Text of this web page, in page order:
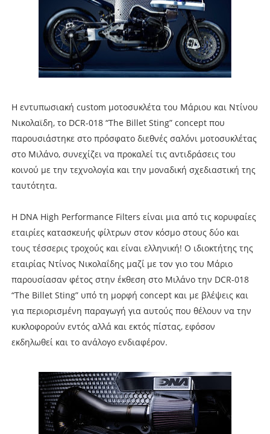
Η εντυπωσιακή custom μοτοσυκλέτα του Μάριου και Ντίνου
Νικολαϊδη, το DCR-018 “The Billet Sting” concept που
παρουσιάστηκε στο πρόσφατο διεθνές σαλόνι μοτοσυκλέτας
στο Μιλάνο, συνεχίζει να προκαλεί τις αντιδράσεις του
κοινού με την τεχνολογία και την μοναδική σχεδιαστική της
ταυτότητα.
Η DNA High Performance Filters είναι μια από τις κορυφαίες
εταιρίες κατασκευής φίλτρων στον κόσμο στους δύο και
τους τέσσερις τροχούς και είναι ελληνική! Ο ιδιοκτήτης της
εταιρίας Ντίνος Νικολαΐδης μαζί με τον γιο του Μάριο
παρουσίασαν φέτος στην έκθεση στο Μιλάνο την DCR-018
“The Billet Sting” υπό τη μορφή concept και με βλέψεις και
για περιορισμένη παραγωγή για αυτούς που θέλουν να την
κυκλοφορούν εντός αλλά και εκτός πίστας, εφόσον
εκδηλωθεί και το ανάλογο ενδιαφέρον.